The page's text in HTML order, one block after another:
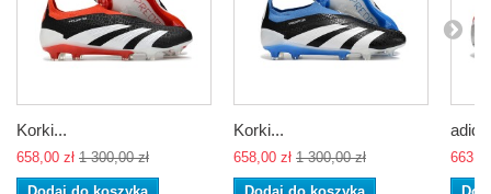
Korki...
658,00 zł 1 300,00 zł
Korki...
658,00 zł 1 300,00 zł